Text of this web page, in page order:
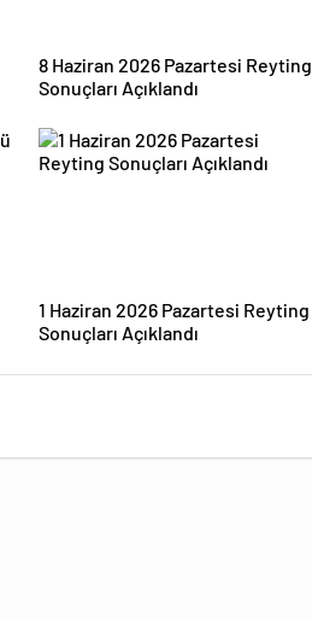
8 Haziran 2026 Pazartesi Reyting
Sonuçları Açıklandı
1 Haziran 2026 Pazartesi Reyting
Sonuçları Açıklandı